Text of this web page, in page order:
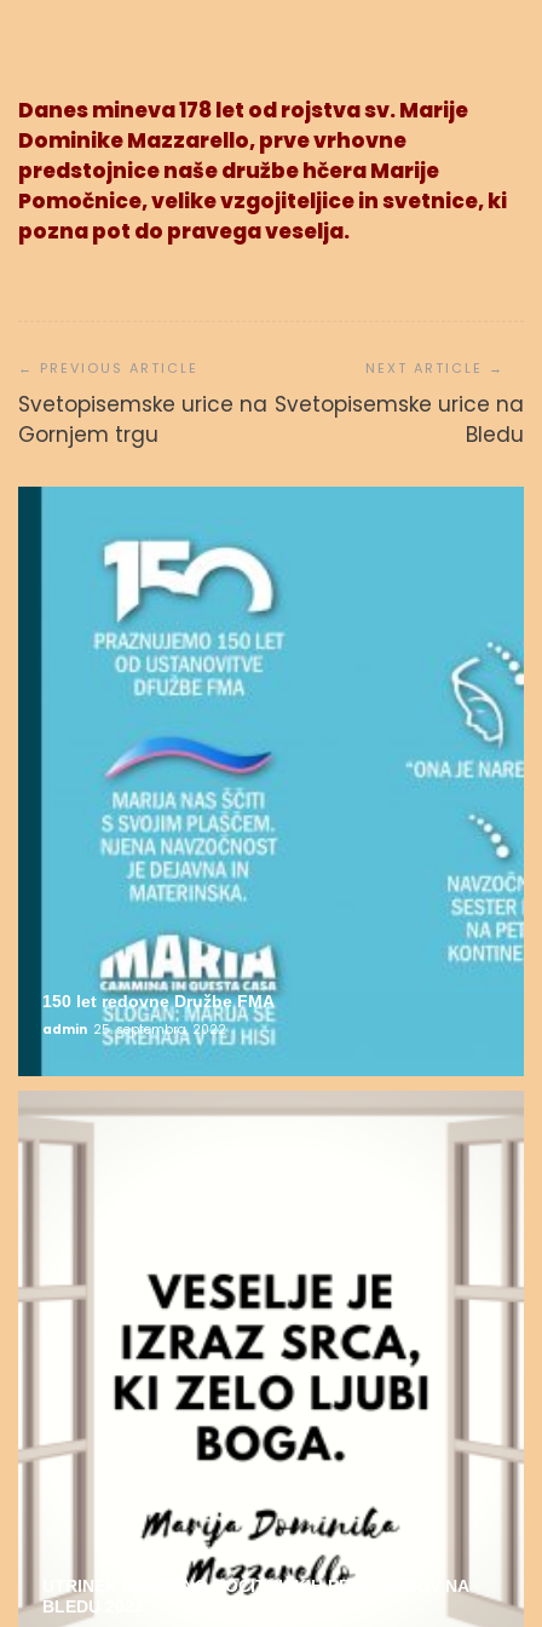
Danes mineva 178 let od rojstva sv. Marije
Dominike Mazzarello, prve vrhovne
predstojnice naše družbe hčera Marije
Pomočnice, velike vzgojiteljice in svetnice, ki
pozna pot do pravega veselja.
prispevka
Svetopisemske urice na
Gornjem trgu
Svetopisemske urice na
Bledu
150 let redovne Družbe FMA
admin 25. septembra, 2022
UTRINEK DUHOVNO-POČITNIŠKIH PROGRAMOV NA
BLEDU 2022